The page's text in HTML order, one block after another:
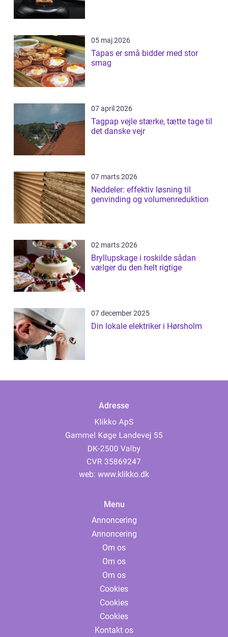
05 maj 2026
Tapas er små bidder med stor
smag
07 april 2026
Tagpap vejle stærke, tætte tage til
det danske vejr
07 marts 2026
Neddeler: effektiv løsning til
genvinding og volumenreduktion
02 marts 2026
Bryllupskage i roskilde sådan
vælger du den helt rigtige
07 december 2025
Din lokale elektriker i Hørsholm
Adresse
web: www.klikko.dk
Menu
Annoncering
Annoncering
Om os
Om os
Om os
Cookies
Cookies
Cookies
Kontakt os